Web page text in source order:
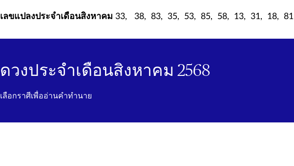
เลขแปลงประจำเดือนสิงหาคม 33, 38, 83, 35, 53, 85, 58, 13, 31, 18, 81
ดวงประจำเดือนสิงหาคม 2568
เลือกราศีเพื่ออ่านคำทำนาย